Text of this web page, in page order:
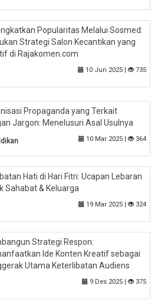
Popularitas Melalui Sosmed:
Strategi Salon Kecantikan yang
di Rajakomen.com
10 Jun 2025 | 735
Propaganda yang Terkait
Jargon: Menelusuri Asal Usulnya
10 Mar 2025 | 364
Hati di Hari Fitri: Ucapan Lebaran
Sahabat & Keluarga
19 Mar 2025 | 324
Strategi Respon:
Ide Konten Kreatif sebagai
Utama Keterlibatan Audiens
9 Des 2025 | 375